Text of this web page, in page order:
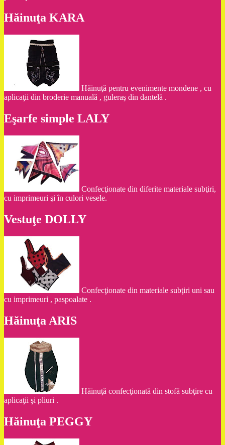
Hăinuţa KARA
Hăinuţă pentru evenimente mondene , cu
aplicaţii din broderie manuală , guleraş din dantelă .
Eşarfe simple LALY
Confecţionate din diferite materiale subţiri,
cu imprimeuri şi în culori vesele.
Vestuţe DOLLY
Confecţionate din materiale subţiri uni sau
cu imprimeuri , paspoalate .
Hăinuţa ARIS
Hăinuţă confecţionată din stofă subţire cu
aplicaţii şi pliuri .
Hăinuţa PEGGY